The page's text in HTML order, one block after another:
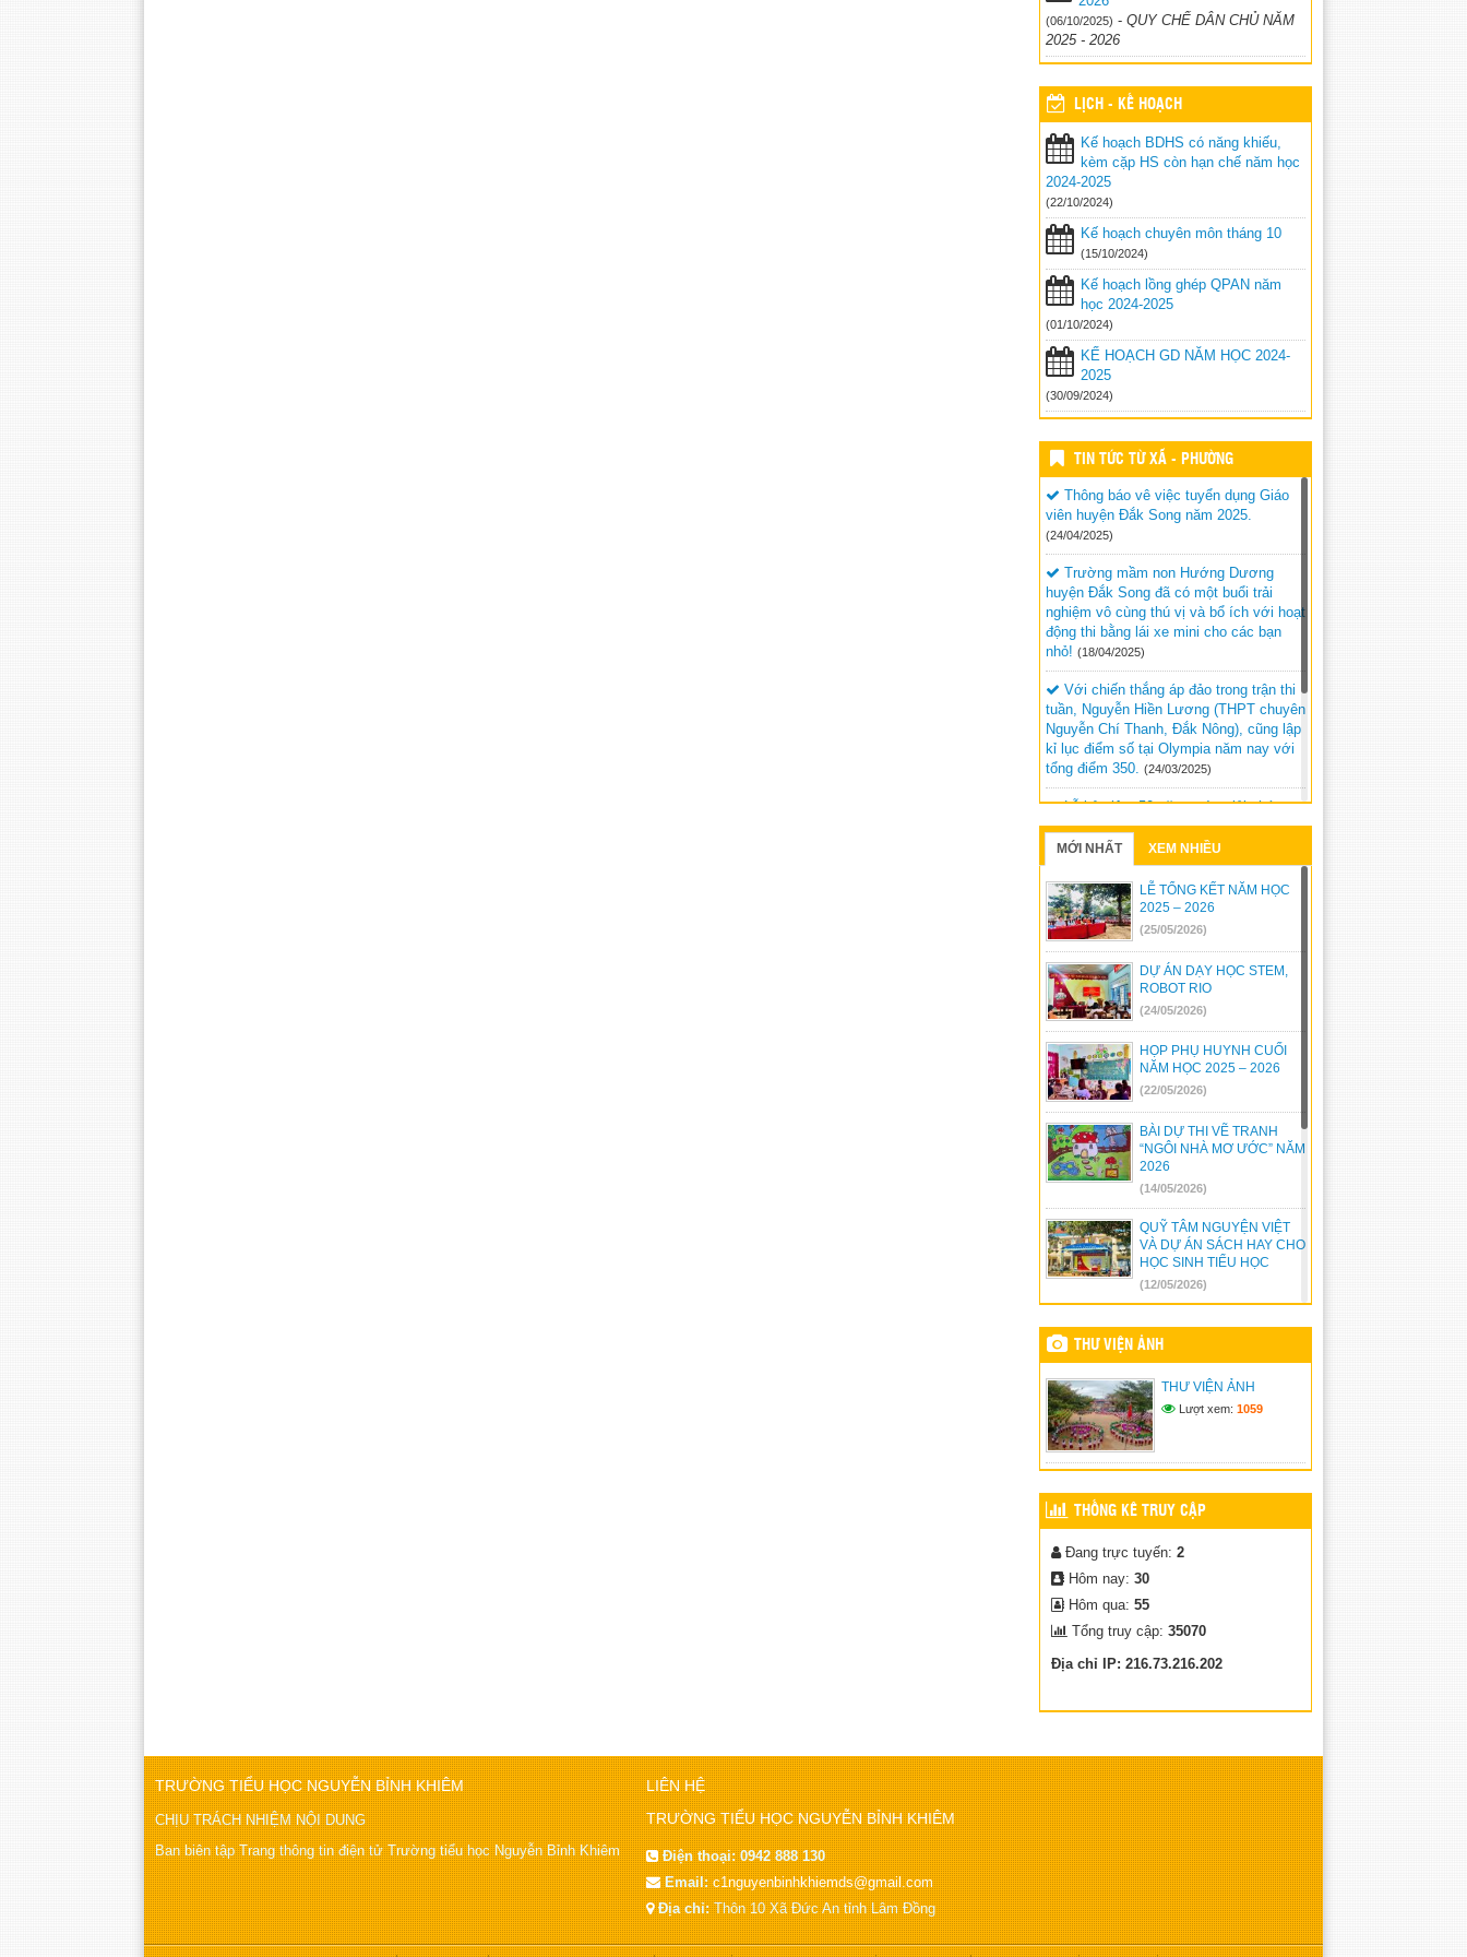
(06/10/2025) - QUY CHẾ DÂN CHỦ NĂM
2025 - 2026
LỊCH - KẾ HOẠCH
Kế hoạch BDHS có năng khiếu,
kèm cặp HS còn hạn chế năm học
2024-2025
(22/10/2024)
Kế hoạch chuyên môn tháng 10
(15/10/2024)
Kế hoạch lồng ghép QPAN năm
học 2024-2025
(01/10/2024)
KẾ HOẠCH GD NĂM HỌC 2024-
2025
(30/09/2024)
TIN TỨC TỪ XÃ - PHƯỜNG
Thông báo vê việc tuyển dụng Giáo
viên huyện Đắk Song năm 2025.
(24/04/2025)
Trường mầm non Hướng Dương
huyện Đắk Song đã có một buổi trải
nghiệm vô cùng thú vị và bổ ích với hoạt
động thi bằng lái xe mini cho các bạn
nhỏ! (18/04/2025)
Với chiến thắng áp đảo trong trận thi
tuần, Nguyễn Hiền Lương (THPT chuyên
Nguyễn Chí Thanh, Đắk Nông), cũng lập
kỉ lục điểm số tại Olympia năm nay với
tổng điểm 350. (24/03/2025)
Lễ kỷ niệm 50 năm ngày giải phóng
Đức Lập dự kiến sẽ diễn ra vào lúc 20h
ngày 9/3/2025 tại Quảng trường Đắk Mil.
Kỳ thi chọn học sinh giỏi trung học cơ
sở cấp tỉnh, năm học 2024 – 2025 tại
Hội đồng thi Đắk Song.
MỚI NHẤT XEM NHIỀU
LỄ TỔNG KẾT NĂM HỌC
2025 – 2026
(25/05/2026)
DỰ ÁN DẠY HỌC STEM,
ROBOT RIO
(24/05/2026)
HỌP PHỤ HUYNH CUỐI
NĂM HỌC 2025 – 2026
(22/05/2026)
BÀI DỰ THI VẼ TRANH
“NGÔI NHÀ MƠ ƯỚC” NĂM
2026
(14/05/2026)
QUỸ TÂM NGUYỆN VIỆT
VÀ DỰ ÁN SÁCH HAY CHO
HỌC SINH TIỂU HỌC
(12/05/2026)
SINH HOẠT DƯỚI CỜ
TUẦN 33
(04/05/2026)
HOÀN THIỆN CÔNG
TRÌNH MÁI CHE YÊU
THƯƠNG
(23/04/2026)
HƯỞNG ỨNG NGÀY SÁCH
VÀ VĂN HÓA ĐỌC VIỆT
(15/04/2026)
THƯ VIỆN ẢNH
THƯ VIỆN ẢNH
Lượt xem: 1059
THỐNG KÊ TRUY CẬP
Đang trực tuyến: 2
Hôm nay: 30
Hôm qua: 55
Tổng truy cập: 35070
Địa chỉ IP: 216.73.216.202
TRƯỜNG TIỂU HỌC NGUYỄN BỈNH KHIÊM
CHỊU TRÁCH NHIỆM NỘI DUNG
Ban biên tập Trang thông tin điện tử Trường tiểu học Nguyễn Bỉnh Khiêm
LIÊN HỆ
TRƯỜNG TIỂU HỌC NGUYỄN BỈNH KHIÊM
Điện thoại:0942 888 130
Email:c1nguyenbinhkhiemds@gmail.com
Địa chỉ:Thôn 10 Xã Đức An tỉnh Lâm Đồng